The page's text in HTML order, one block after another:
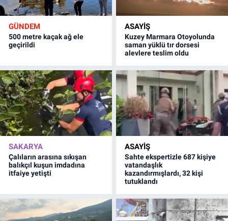
GÜNDEM
500 metre kaçak ağ ele
geçirildi
ASAYİŞ
Kuzey Marmara Otoyolunda
saman yüklü tır dorsesi
alevlere teslim oldu
SAKARYA
Çalıların arasına sıkışan
balıkçıl kuşun imdadına
itfaiye yetişti
ASAYİŞ
Sahte ekspertizle 687 kişiye
vatandaşlık
kazandırmışlardı, 32 kişi
tutuklandı